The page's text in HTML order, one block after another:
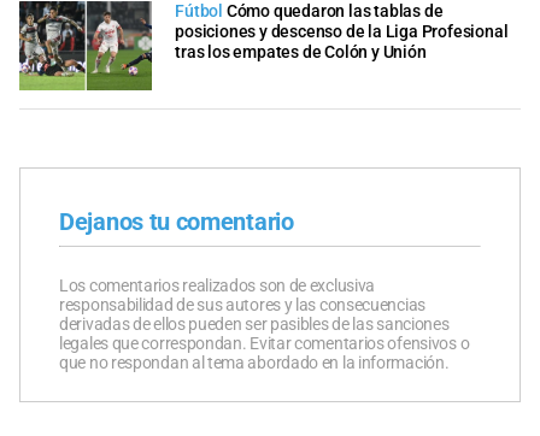
Fútbol Cómo quedaron las tablas de
posiciones y descenso de la Liga Profesional
tras los empates de Colón y Unión
Dejanos tu comentario
Los comentarios realizados son de exclusiva
responsabilidad de sus autores y las consecuencias
derivadas de ellos pueden ser pasibles de las sanciones
legales que correspondan. Evitar comentarios ofensivos o
que no respondan al tema abordado en la información.